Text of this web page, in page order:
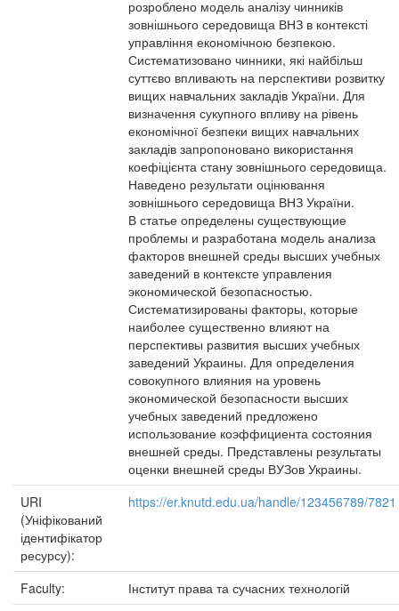
розроблено модель аналізу чинників
зовнішнього середовища ВНЗ в контексті
управління економічною безпекою.
Систематизовано чинники, які найбільш
суттєво впливають на перспективи розвитку
вищих навчальних закладів України. Для
визначення сукупного впливу на рівень
економічної безпеки вищих навчальних
закладів запропоновано використання
коефіцієнта стану зовнішнього середовища.
Наведено результати оцінювання
зовнішнього середовища ВНЗ України.
В статье определены существующие
проблемы и разработана модель анализа
факторов внешней среды высших учебных
заведений в контексте управления
экономической безопасностью.
Систематизированы факторы, которые
наиболее существенно влияют на
перспективы развития высших учебных
заведений Украины. Для определения
совокупного влияния на уровень
экономической безопасности высших
учебных заведений предложено
использование коэффициента состояния
внешней среды. Представлены результаты
оценки внешней среды ВУЗов Украины.
URI
(Уніфікований
ідентифікатор
ресурсу):
https://er.knutd.edu.ua/handle/123456789/7821
Faculty:
Інститут права та сучасних технологій